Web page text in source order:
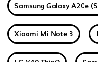
Samsung Galaxy A20e
Xiaomi Mi Note 3